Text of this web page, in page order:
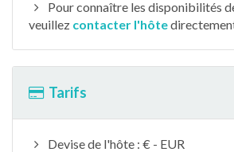
Pour connaître les disponibilités
veuillez contacter l'hôte
Tarifs
Devise de l'hôte : € - EUR